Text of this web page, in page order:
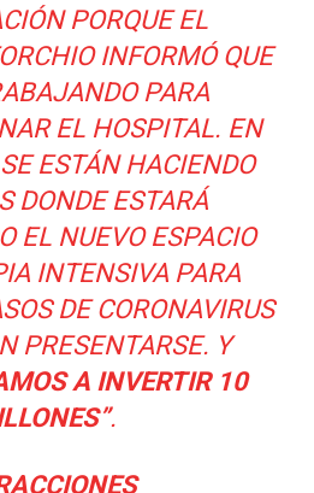
PORQUE EL
INFORMÓ QUE
PARA
EL HOSPITAL. EN
ESTÁN HACIENDO
DONDE ESTARÁ
EL NUEVO ESPACIO
INTENSIVA PARA
DE CORONAVIRUS
PRESENTARSE. Y
A INVERTIR 10
.